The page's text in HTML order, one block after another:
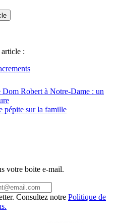
article :
Dom Robert à Notre-Dame : un
pépite sur la famille
votre boite e-mail.
Consultez notre Politique de